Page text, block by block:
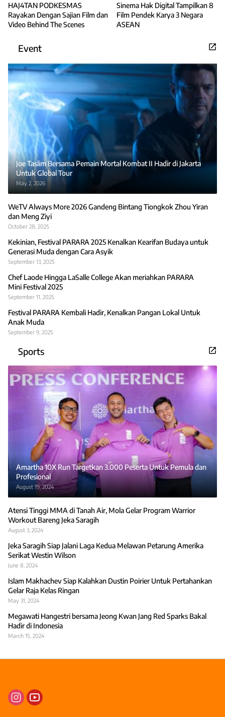
HAJ4TAN PODKESMAS
Rayakan Dengan Sajian Film dan
Video Behind The Scenes
Sinema Hak Digital Tampilkan 8
Film Pendek Karya 3 Negara
ASEAN
Event
Joe Taslim Bersama Pemain Mortal Kombat II Hadir di Jakarta
Untuk Global Tour
May 2, 2026
WeTV Always More 2026 Gandeng Bintang Tiongkok Zhou Yiran
dan Meng Ziyi
October 28, 2025
Kekinian, Festival PARARA 2025 Kenalkan Kearifan Budaya untuk
Generasi Muda dengan Cara Asyik
September 13, 2025
Chef Laode Hingga LaSalle College Akan meriahkan PARARA
Mini Festival 2025
September 11, 2025
Festival PARARA Kembali Hadir, Kenalkan Pangan Lokal Untuk
Anak Muda
September 9, 2025
Sports
Amartha 10X Run Targetkan 3.000 Peserta Untuk Pemula dan
Profesional
August 19, 2024
Atensi Tinggi MMA di Tanah Air, Mola Gelar Program Warrior
Workout Bareng Jeka Saragih
August 3, 2024
Jeka Saragih Siap Jalani Laga Kedua Melawan Petarung Amerika
Serikat Westin Wilson
June 8, 2024
Islam Makhachev Siap Kalahkan Dustin Poirier Untuk Pertahankan
Gelar Raja Kelas Ringan
May 31, 2024
Megawati Hangestri bersama Jeong Kwan Jang Red Sparks Bakal
Hadir di Indonesia
March 15, 2024